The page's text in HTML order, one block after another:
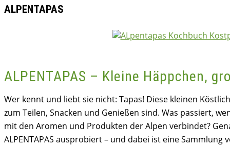
ALPENTAPAS
ALPENTAPAS – Kleine Häppchen,
Wer kennt und liebt sie nicht: Tapas! Diese kleinen
zum Teilen, Snacken und Genießen sind. Was passiert,
mit den Aromen und Produkten der Alpen verbindet?
ALPENTAPAS ausprobiert – und dabei ist eine Sammlung